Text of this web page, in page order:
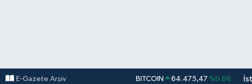
E-Gazete Arşiv BITCOIN 64.475,47 %0.66